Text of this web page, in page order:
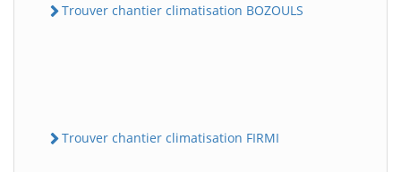
Trouver chantier climatisation BOZOULS
Trouver chantier climatisation FIRMI